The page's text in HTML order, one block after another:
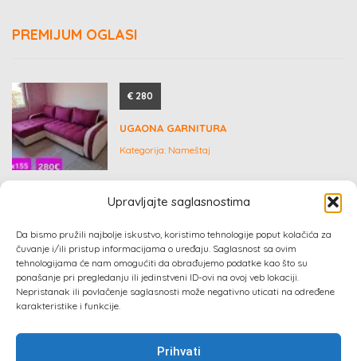
Upravljajte saglasnostima
Da bismo pružili najbolje iskustvo, koristimo tehnologije poput kolačića za
čuvanje i/ili pristup informacijama o uređaju. Saglasnost sa ovim
tehnologijama će nam omogućiti da obrađujemo podatke kao što su
ponašanje pri pregledanju ili jedinstveni ID-ovi na ovoj veb lokaciji.
Nepristanak ili povlačenje saglasnosti može negativno uticati na određene
karakteristike i funkcije.
Prihvati
PREMIJUM OGLASI
€ 280
UGAONA GARNITURA
Kategorija: Nameštaj
POTREBAN SARADNIK ZA ADMINISTRACIJU I
RAZVOJ DIGITALNIH PROIZVODA
Kategorija:Posao, zaposlenje